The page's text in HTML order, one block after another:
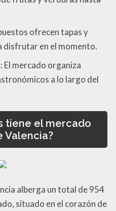
ofrecen tapas y
disfrutar en el momento.
: El mercado organiza
a lo largo del
tiene el mercado
Valencia?
alberga un total de 954
situado en el corazón de